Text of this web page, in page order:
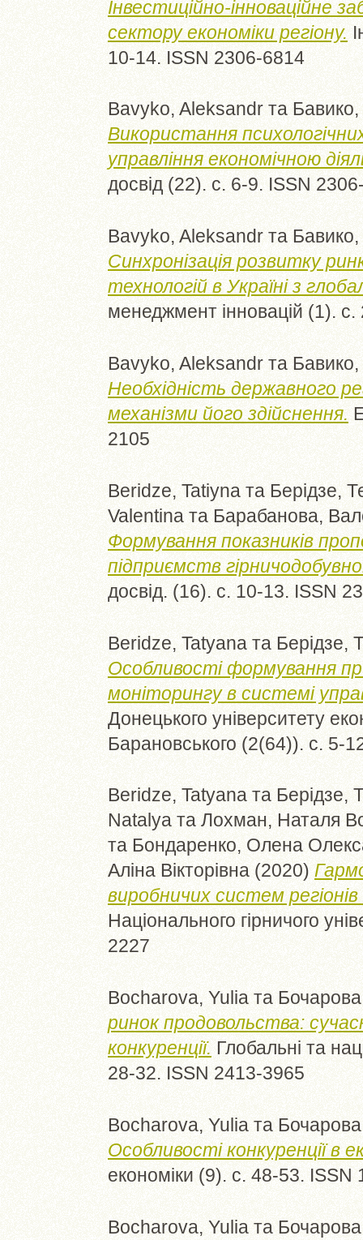
Інвестиційно-інноваційне
сектору економіки регіону.
10-14. ISSN 2306-6814
Bavyko, Aleksandr та
Використання
управління економічною
досвід (22). с. 6-9. ISSN
Bavyko, Aleksandr та
Синхронізація розвитку
технологій в Україні з
менеджмент інновацій (1).
Bavyko, Aleksandr та
Необхідність державного
механізми його здійснення.
2105
Beridze, Tatiyna та Берідзе,
Valentina та Барабанова,
Формування показників
підприємств
досвід. (16). с. 10-13. ISSN
Beridze, Tatyana та Берідзе,
Особливості формування
моніторингу в системі
Донецького університету
Барановського (2(64)). с. 5-
Beridze, Tatyana та Берідзе,
Natalya та Лохман, Наталя
та Бондаренко, Олена
Аліна Вікторівна (2020)
виробничих систем регіонів
Національного гірничого
2227
Bocharova, Yulia та
ринок продовольства:
конкуренції. Глобальні та
28-32. ISSN 2413-3965
Bocharova, Yulia та
Особливості конкуренції в
економіки (9). с. 48-53. ISSN
Bocharova, Yulia та